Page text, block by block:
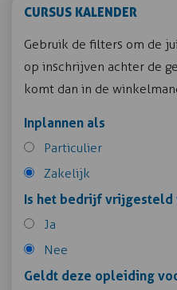
CURSUS KALENDER
Gebruik de filters om de
op inschrijven achter de
komt dan in de
Inplannen als
Particulier
Zakelijk
Is het bedrijf vrijgesteld
Ja
Nee
Geldt deze opleiding